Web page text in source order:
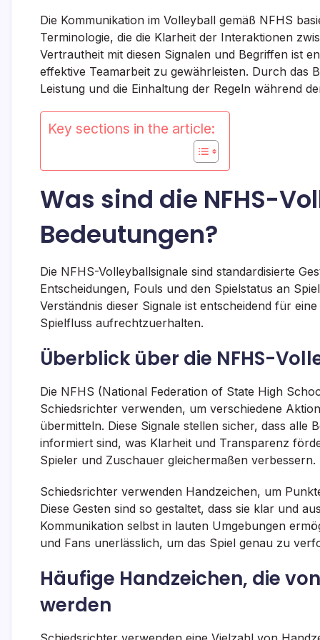
Die Kommunikation im Volleyball gemäß NFHS
Terminologie, die die Klarheit der Interaktionen
Vertrautheit mit diesen Signalen und Begriffen ist
effektive Teamarbeit zu gewährleisten. Durch das
Leistung und die Einhaltung der Regeln während
Key sections in the article:
Was sind die NFHS-
Bedeutungen?
Die NFHS-Volleyballsignale sind standardisierte
Entscheidungen, Fouls und den Spielstatus an
Verständnis dieser Signale ist entscheidend für
Spielfluss aufrechtzuerhalten.
Überblick über die NFHS-
Die NFHS (National Federation of State High
Schiedsrichter verwenden, um verschiedene
übermitteln. Diese Signale stellen sicher, dass alle
informiert sind, was Klarheit und Transparenz
Spieler und Zuschauer gleichermaßen verbessern.
Schiedsrichter verwenden Handzeichen, um
Diese Gesten sind so gestaltet, dass sie klar und
Kommunikation selbst in lauten Umgebungen
und Fans unerlässlich, um das Spiel genau zu
Häufige Handzeichen, die
werden